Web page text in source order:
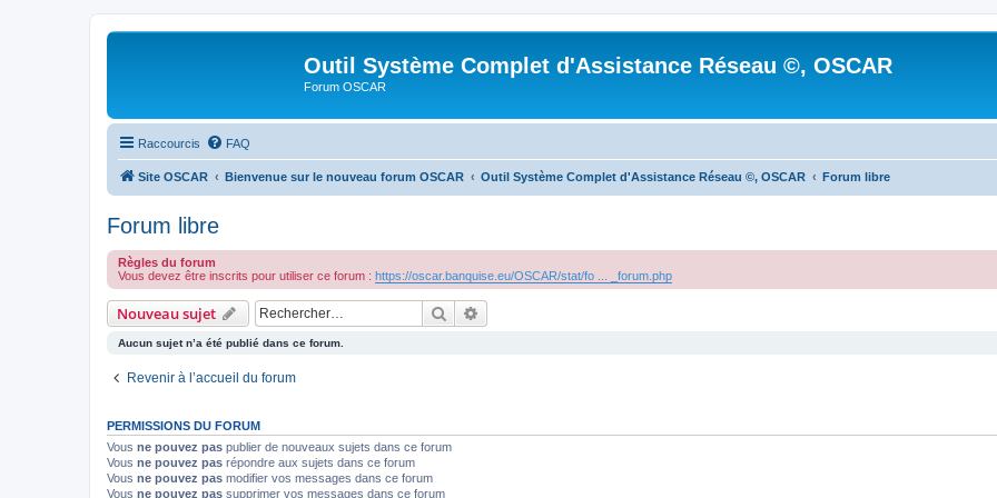
Outil Système Complet d'Assistance Réseau ©, OSCAR
Forum OSCAR
Raccourcis FAQ
Site OSCAR Bienvenue sur le nouveau forum OSCAR Outil Système Complet d'Assistance Réseau ©, OSCAR Forum libre
Forum libre
Règles du forum
Vous devez être inscrits pour utiliser ce forum : https://oscar.banquise.eu/OSCAR/stat/fo ... _forum.php
Nouveau sujet Rechercher
Aucun sujet n’a été publié dans ce forum.
Revenir à l’accueil du forum
PERMISSIONS DU FORUM
Vous ne pouvez pas publier de nouveaux sujets dans ce forum
Vous ne pouvez pas répondre aux sujets dans ce forum
Vous ne pouvez pas modifier vos messages dans ce forum
Vous ne pouvez pas supprimer vos messages dans ce forum